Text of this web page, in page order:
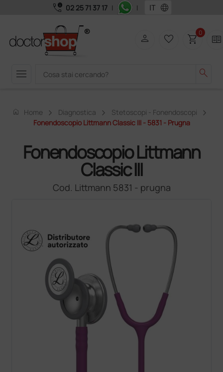
call_quality 02 25 71 37 17 | | language
menu search
person favorite_border shopping_cart0 two_pager
home Home Diagnostica
Stetoscopi - Fonendoscopi
Fonendoscopio Littmann Classic III - 5831 - Prugna
Fonendoscopio Littmann
Classic III
Cod. Littmann 5831 - prugna